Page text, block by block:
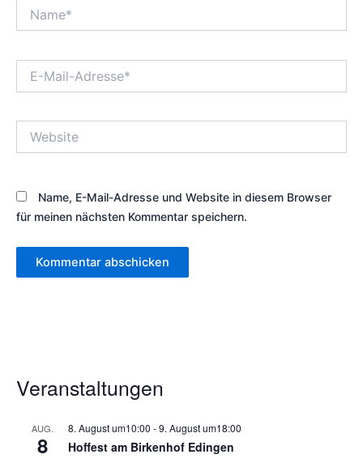
Mail-
Name, E-Mail-Adresse und Website in diesem Browser
für meinen nächsten Kommentar speichern.
Veranstaltungen
AUG.
8
8. August um10:00 -9. August um18:00
Hoffest am Birkenhof Edingen